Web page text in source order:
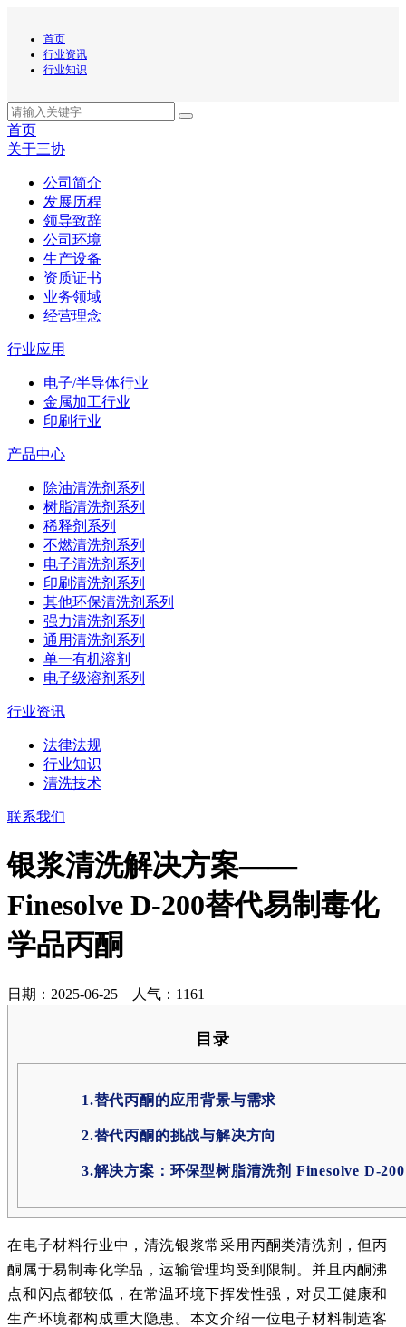
首页
行业资讯
行业知识
首页
关于三协
公司简介
发展历程
领导致辞
公司环境
生产设备
资质证书
业务领域
经营理念
行业应用
电子/半导体行业
金属加工行业
印刷行业
产品中心
除油清洗剂系列
树脂清洗剂系列
稀释剂系列
不燃清洗剂系列
电子清洗剂系列
印刷清洗剂系列
其他环保清洗剂系列
强力清洗剂系列
通用清洗剂系列
单一有机溶剂
电子级溶剂系列
行业资讯
法律法规
行业知识
清洗技术
联系我们
银浆清洗解决方案——
Finesolve D-200替代易制毒化
学品丙酮
日期： 2025-06-25 人气： 1161
目录
1.替代丙酮的应用背景与需求
2.替代丙酮的挑战与解决方向
3.解决方案：环保型树脂清洗剂 Finesolve D-200
在电子材料行业中，清洗银浆常采用丙酮类清洗剂，但丙
酮属于易制毒化学品，运输管理均受到限制。并且丙酮沸
点和闪点都较低，在常温环境下挥发性强，对员工健康和
生产环境都构成重大隐患。本文介绍一位电子材料制造客